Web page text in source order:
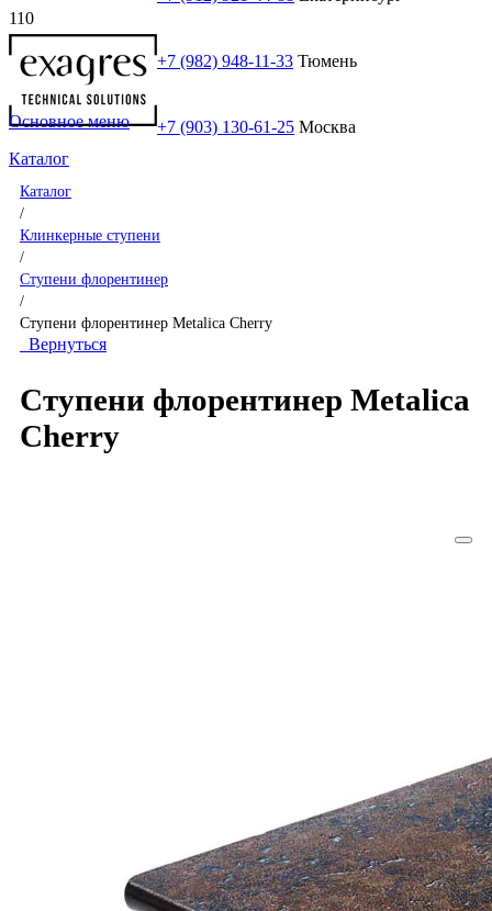
+7 (982) 948-11-33 Тюмень
+7 (903) 130-61-25 Москва
Основное меню
Каталог
Каталог
/
Клинкерные ступени
/
Ступени флорентинер
/
Ступени флорентинер Metalica Cherry
Вернуться
Ступени флорентинер Metalica
Cherry